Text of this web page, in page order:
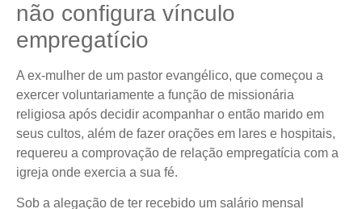
não configura vínculo
empregatício
A ex-mulher de um pastor evangélico, que começou a
exercer voluntariamente a função de missionária
religiosa após decidir acompanhar o então marido em
seus cultos, além de fazer orações em lares e hospitais,
requereu a comprovação de relação empregatícia com a
igreja onde exercia a sua fé.
Sob a alegação de ter recebido um salário mensal